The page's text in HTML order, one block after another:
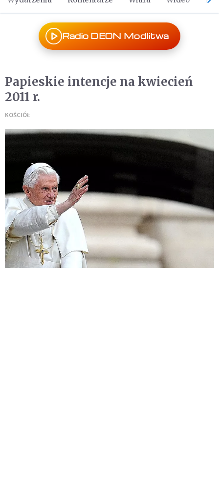
Radio DEON Modlitwa
Papieskie intencje na kwiecień
2011 r.
KOŚCIÓŁ